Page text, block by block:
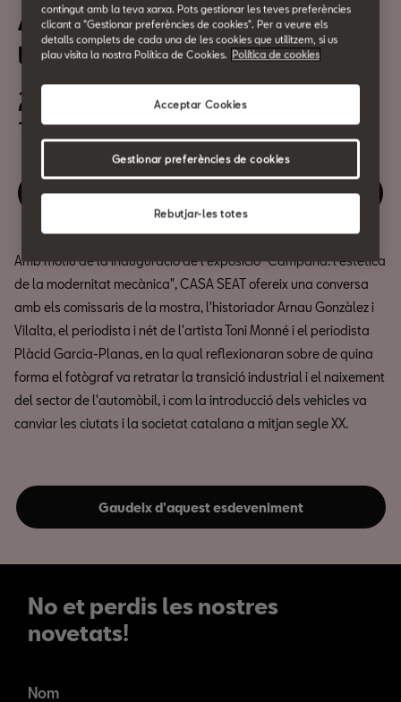
Antoni Campañà. Fotografiar
la complexitat del segle xx
24 de Març
18.30h
Gaudeix d'aquest esdeveniment
Amb motiu de la inauguració de l'exposició "Campañà: l'estètica
de la modernitat mecànica", CASA SEAT ofereix una conversa
amb els comissaris de la mostra, l'historiador Arnau Gonzàlez i
Vilalta, el periodista i nét de l'artista Toni Monné i el periodista
Plàcid Garcia-Planas, en la qual reflexionaran sobre de quina
forma el fotògraf va retratar la transició industrial i el naixement
del sector de l'automòbil, i com la introducció dels vehicles va
canviar les ciutats i la societat catalana a mitjan segle XX.
Gaudeix d'aquest esdeveniment
No et perdis les nostres
novetats!
novetats!
Nom
contingut amb la teva xarxa. Pots gestionar les teves preferències
clicant a "Gestionar preferències de cookies". Per a veure els
detalls complets de cada una de les cookies que utilitzem, si us
plau visita la nostra Política de Cookies. Política de cookies
Rebutjar-les totes
Acceptar Cookies
Gestionar preferències de cookies